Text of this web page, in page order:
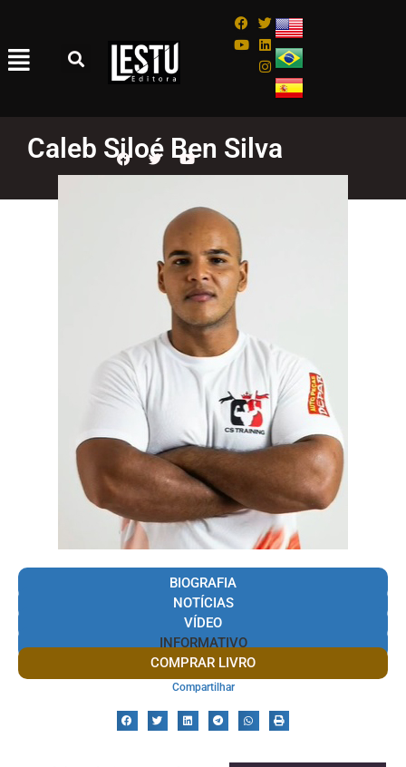
Caleb Siloé Ben Silva
BIOGRAFIA
NOTÍCIAS
VÍDEO
INFORMATIVO
COMPRAR LIVRO
Compartilhar